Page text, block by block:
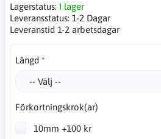
Lagerstatus: I lager
Leveransstatus: 1-2 Dagar
Leveranstid 1-2 arbetsdagar
Längd
Förkortningskrok(ar)
10mm +100 kr